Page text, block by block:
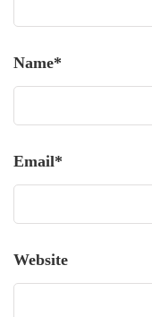
Name*
Email*
Website